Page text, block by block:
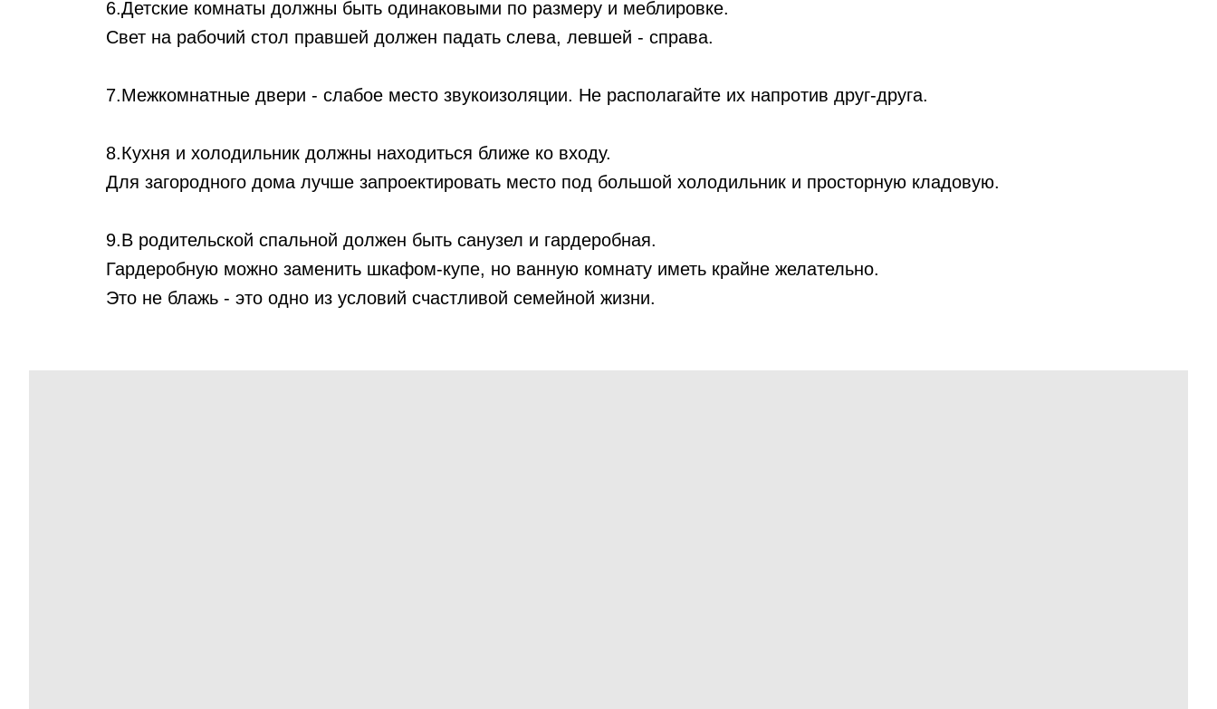
6.Детские комнаты должны быть одинаковыми по размеру и меблировке.
Свет на рабочий стол правшей должен падать слева, левшей - справа.
7.Межкомнатные двери - слабое место звукоизоляции. Не располагайте их напротив друг-друга.
8.Кухня и холодильник должны находиться ближе ко входу.
Для загородного дома лучше запроектировать место под большой холодильник и просторную кладовую.
9.В родительской спальной должен быть санузел и гардеробная.
Гардеробную можно заменить шкафом-купе, но ванную комнату иметь крайне желательно.
Это не блажь - это одно из условий счастливой семейной жизни.